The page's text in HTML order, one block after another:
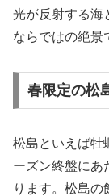
光が反射する海
ならではの絶景
春限定の松
松島といえば牡
ーズン終盤にあ
ります。松島